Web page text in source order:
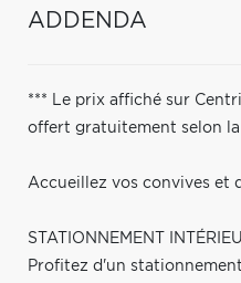
ADDENDA
*** Le prix affiché sur
offert gratuitement selon
Accueillez vos convives et
STATIONNEMENT
Profitez d'un